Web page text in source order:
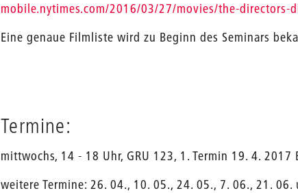
mobile.nytimes.com/2016/03/27/movies/the-directors-
Eine genaue Filmliste wird zu Beginn des Seminars
Termine:
mittwochs, 14 - 18 Uhr, GRU 123, 1. Termin 19. 4.
weitere Termine: 26. 04., 10. 05., 24. 05., 7. 06., 21.